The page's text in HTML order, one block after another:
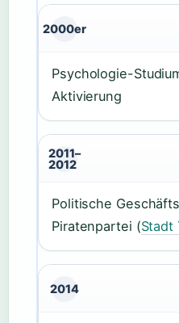
2000er
Psychologie-
Aktivierung
2011–
2012
Politische
Piratenpartei (Stadt
2014